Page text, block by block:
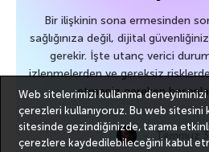
Bir ilişkinin sona ermesinden
sağlığınıza değil, dijital
gerekir. İşte utanç verici
izlenmelerden ve gereksiz
etmeniz gereken
Temmuz
Web sitelerimizi kullanma
çerezleri kullanıyoruz. Bu web sitesini
sitesinde gezindiğinizde, tarama
çerezlere kaydedilebileceğini kabul